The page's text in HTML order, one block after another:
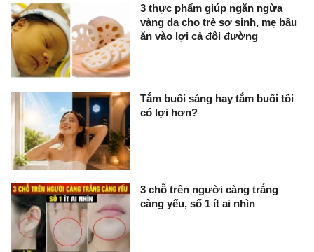
3 thực phẩm giúp ngăn ngừa
vàng da cho trẻ sơ sinh, mẹ bầu
ăn vào lợi cả đôi đường
Tắm buổi sáng hay tắm buổi tối
có lợi hơn?
3 chỗ trên người càng trắng
càng yếu, số 1 ít ai nhìn